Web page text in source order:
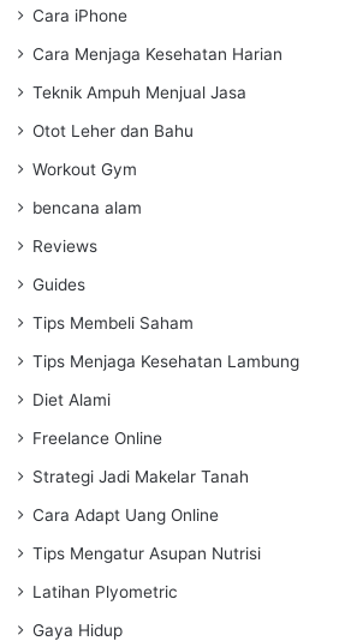
Cara iPhone
Cara Menjaga Kesehatan Harian
Teknik Ampuh Menjual Jasa
Otot Leher dan Bahu
Workout Gym
bencana alam
Reviews
Guides
Tips Membeli Saham
Tips Menjaga Kesehatan Lambung
Diet Alami
Freelance Online
Strategi Jadi Makelar Tanah
Cara Adapt Uang Online
Tips Mengatur Asupan Nutrisi
Latihan Plyometric
Gaya Hidup